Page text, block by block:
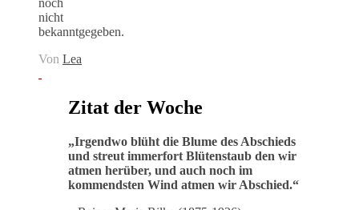
nicht
bekanntgegeben.
Von Lea
Zitat der Woche
„Irgendwo blüht die Blume des Abschieds
und streut immerfort Blütenstaub den wir
atmen herüber, und auch noch im
kommendsten Wind atmen wir Abschied.“